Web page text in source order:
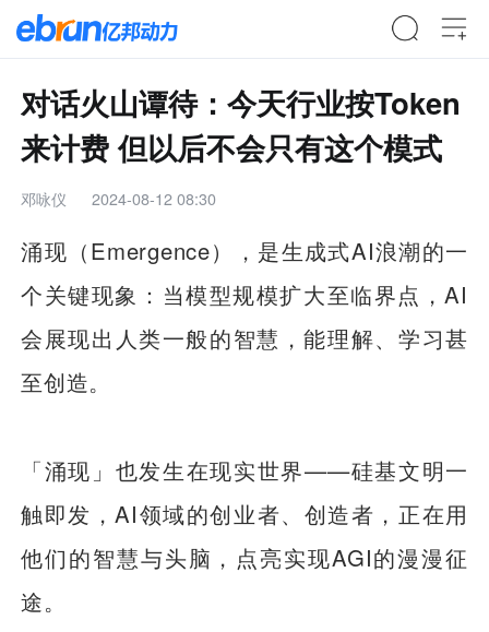
对话火山谭待：今天行业按Token
来计费 但以后不会只有这个模式
邓咏仪 2024-08-12 08:30
涌现（Emergence），是生成式AI浪潮的一
个关键现象：当模型规模扩大至临界点，AI
会展现出人类一般的智慧，能理解、学习甚
至创造。
「涌现」也发生在现实世界——硅基文明一
触即发，AI领域的创业者、创造者，正在用
他们的智慧与头脑，点亮实现AGI的漫漫征
途。